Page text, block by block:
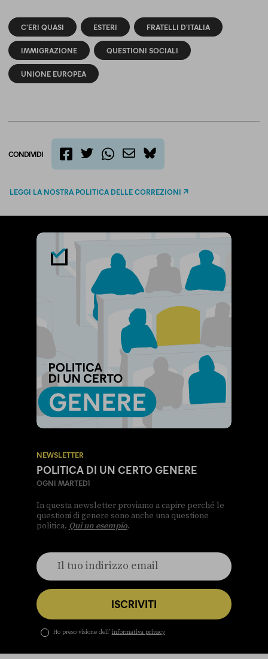
C'ERI QUASI ESTERI FRATELLI D'ITALIA
IMMIGRAZIONE QUESTIONI SOCIALI
UNIONE EUROPEA
CONDIVIDI
bluesky
LEGGI LA NOSTRA POLITICA DELLE CORREZIONI
NEWSLETTER
POLITICA DI UN CERTO GENERE
OGNI MARTEDÌ
In questa newsletter proviamo a capire perché le
questioni di genere sono anche una questione
politica. Qui un esempio.
ISCRIVITI
Ho preso visione dell’ informativa privacy